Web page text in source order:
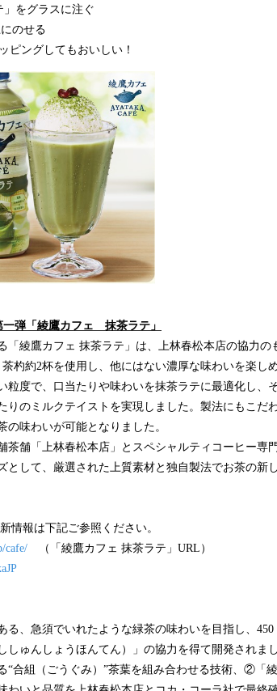
をグラスに注ぐ
のせる
ピングしてもおいしい！
弾「綾鷹カフェ 抹茶ラテ」
「綾鷹カフェ 抹茶ラテ」は、上林春松本店の協力の
杓約2杯を使用し、他にはない濃厚な味わいを楽し
粒度で、口当たりや味わいを抹茶ラテに最適化し、
りのミルクテイストを実現しました。製法にもこだ
味わいが可能となりました。
茶舗「上林春松本店」とスペシャルティコーヒー専
として、厳選された上質素材と独自製法でお茶の新
情報は下記ご参照ください。
cafe/ （「綾鷹カフェ 抹茶ラテ」URL）
る、急須でいれたような緑茶の味わいを目指し、
しゅんしょうほんてん）」の協力を得て開発されま
合組（ごうぐみ）”茶葉を組み合わせる技術、②「